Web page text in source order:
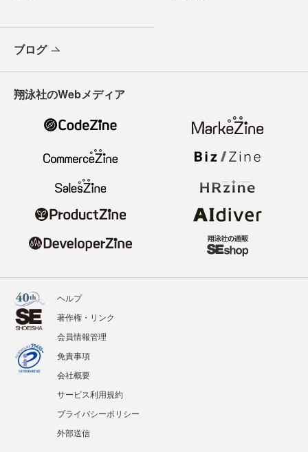
ブログ
翔泳社のWebメディア
ヘルプ
著作権・リンク
会員情報管理
免責事項
会社概要
サービス利用規約
プライバシーポリシー
外部送信